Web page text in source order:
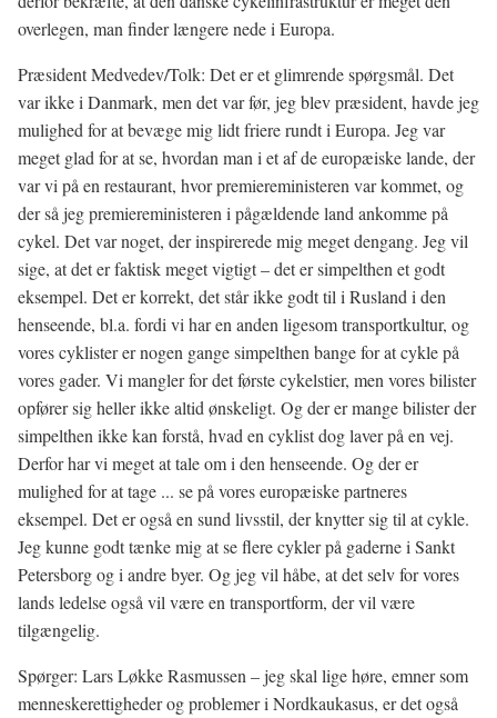
overlegen, man finder længere nede i Europa.
Præsident Medvedev/Tolk: Det er et glimrende spørgsmål. Det
var ikke i Danmark, men det var før, jeg blev præsident, havde jeg
mulighed for at bevæge mig lidt friere rundt i Europa. Jeg var
meget glad for at se, hvordan man i et af de europæiske lande, der
var vi på en restaurant, hvor premiereministeren var kommet, og
der så jeg premiereministeren i pågældende land ankomme på
cykel. Det var noget, der inspirerede mig meget dengang. Jeg vil
sige, at det er faktisk meget vigtigt – det er simpelthen et godt
eksempel. Det er korrekt, det står ikke godt til i Rusland i den
henseende, bl.a. fordi vi har en anden ligesom transportkultur, og
vores cyklister er nogen gange simpelthen bange for at cykle på
vores gader. Vi mangler for det første cykelstier, men vores bilister
opfører sig heller ikke altid ønskeligt. Og der er mange bilister der
simpelthen ikke kan forstå, hvad en cyklist dog laver på en vej.
Derfor har vi meget at tale om i den henseende. Og der er
mulighed for at tage ... se på vores europæiske partneres
eksempel. Det er også en sund livsstil, der knytter sig til at cykle.
Jeg kunne godt tænke mig at se flere cykler på gaderne i Sankt
Petersborg og i andre byer. Og jeg vil håbe, at det selv for vores
lands ledelse også vil være en transportform, der vil være
tilgængelig.
Spørger: Lars Løkke Rasmussen – jeg skal lige høre, emner som
menneskerettigheder og problemer i Nordkaukasus, er det også